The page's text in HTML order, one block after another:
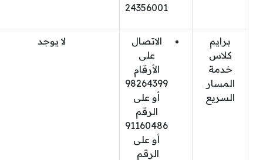
24356001
برايم
كلاس
خدمة
المسار
السريع
الاتصال
على
الأرقام
98264399
أو على
الرقم
91160486
أو على
الرقم
لا يوجد